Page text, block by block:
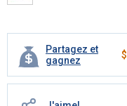
Partagez et
gagnez
$